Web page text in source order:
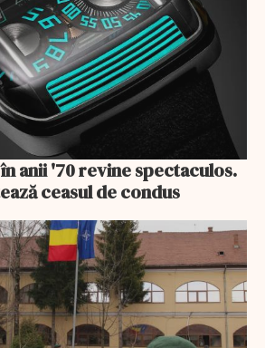
anii '70 revine spectaculos.
ceasul de condus